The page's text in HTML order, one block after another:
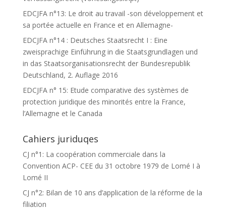
EDCJFA n°13: Le droit au travail -son développement et
sa portée actuelle en France et en Allemagne-
EDCJFA n°14 : Deutsches Staatsrecht I : Eine
zweisprachige Einführung in die Staatsgrundlagen und
in das Staatsorganisationsrecht der Bundesrepublik
Deutschland, 2. Auflage 2016
EDCJFA n° 15: Etude comparative des systèmes de
protection juridique des minorités entre la France,
l’Allemagne et le Canada
Cahiers juriduqes
CJ n°1: La coopération commerciale dans la
Convention ACP- CEE du 31 octobre 1979 de Lomé I à
Lomé II
CJ n°2: Bilan de 10 ans d’application de la réforme de la
filiation